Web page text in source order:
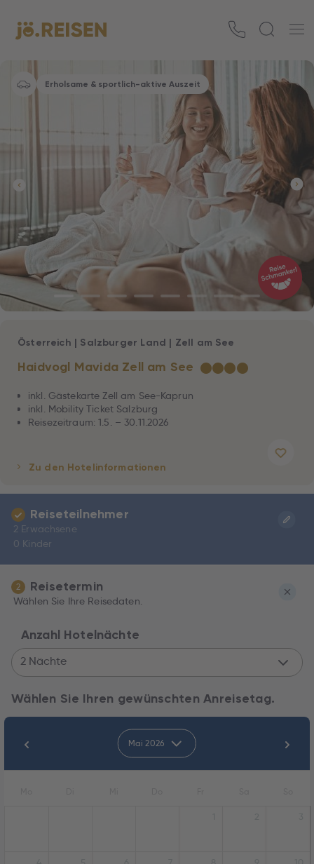
Erholsame & sportlich-aktive Auszeit
Haidvogl Mavida Zell am See ★★★★
Österreich | Salzburger Land | Zell am See
inkl. Gästekarte Zell am See-Kaprun
inkl. Mobility Ticket Salzburg
Reisezeitraum: 1.5. – 30.11.2026
Zu den Hotelinformationen
Reiseteilnehmer
2 Erwachsene
0 Kinder
2 Reisetermin
Wählen Sie Ihre Reisedaten.
Anzahl Hotelnächte
2 Nächte
Wählen Sie Ihren gewünschten Anreisetag.
Mai 2026